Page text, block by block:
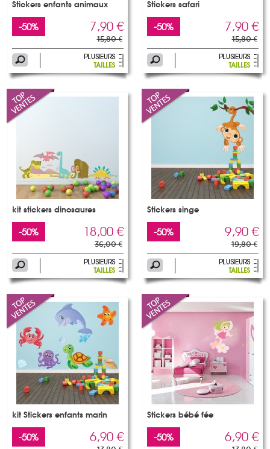
Stickers enfants animaux
-50% 7,90 €
15,80 €
Stickers safari
-50% 7,90 €
15,80 €
kit stickers dinosaures
-50% 18,00 €
36,00 €
Stickers singe
-50% 9,90 €
19,80 €
kit Stickers enfants marin
-50% 6,90 €
Stickers bébé fée
-50% 6,90 €